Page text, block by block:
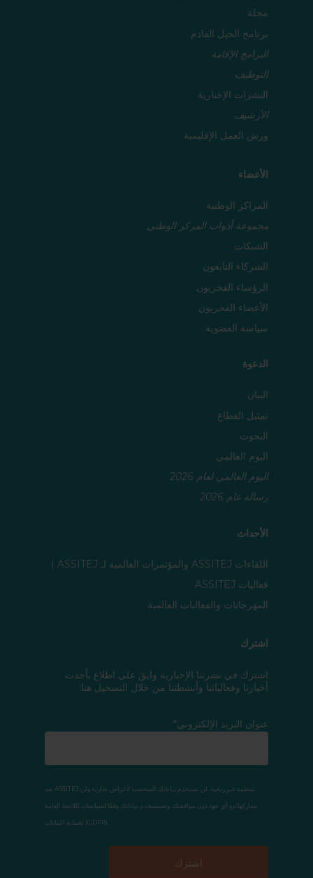
مجلة
برنامج الجيل القادم
البرامج الإقامة
التوظيف
النشرات الإخبارية
الأرشيف
ورش العمل الإقليمية
الأعضاء
المراكز الوطنية
مجموعة أدوات المركز الوطني
الشبكات
الشركاء التابعون
الرؤساء الفخريون
الأعضاء الفخريون
سياسة العضوية
الدعوة
البيان
تمثيل القطاع
البحوث
اليوم العالمي
اليوم العالمي لعام 2026
رسالة عام 2026
الأحداث
اللقاءات ASSITEJ والمؤتمرات العالمية لـ ASSITEJ )
فعاليات ASSITEJ
المهرجانات والفعاليات العالمية
اشترك
اشترك في نشرتنا الإخبارية وابقَ على اطلاع بأحدث
أخبارنا وفعالياتنا وأنشطتنا من خلال التسجيل هنا:
عنوان البريد الإلكتروني*
تعد ASSITEJ منظمة غير ربحية. لن نستخدم بياناتك الشخصية لأغراض تجارية ولن
نشاركها مع أي جهة دون موافقتك. وسنستخدم بياناتك وفقًا لسياسات اللائحة العامة
لحماية البيانات (GDPR).